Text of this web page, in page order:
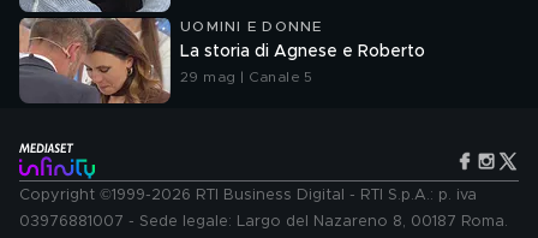
UOMINI E DONNE
La storia di Agnese e Roberto
29 mag | Canale 5
Copyright ©1999-2026 RTI Business Digital - RTI S.p.A.: p. iva
03976881007 - Sede legale: Largo del Nazareno 8, 00187 Roma.